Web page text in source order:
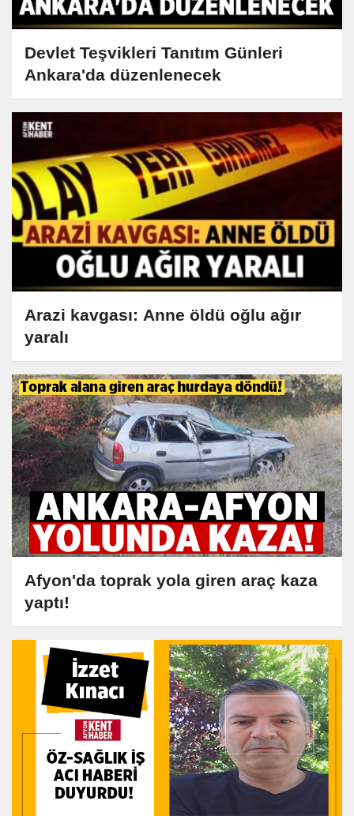
Devlet Teşvikleri Tanıtım Günleri
Ankara'da düzenlenecek
Arazi kavgası: Anne öldü oğlu ağır
yaralı
Afyon'da toprak yola giren araç kaza
yaptı!